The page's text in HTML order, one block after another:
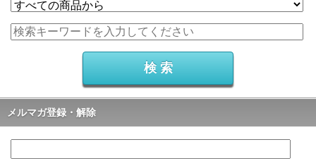
メルマガ登録・解除